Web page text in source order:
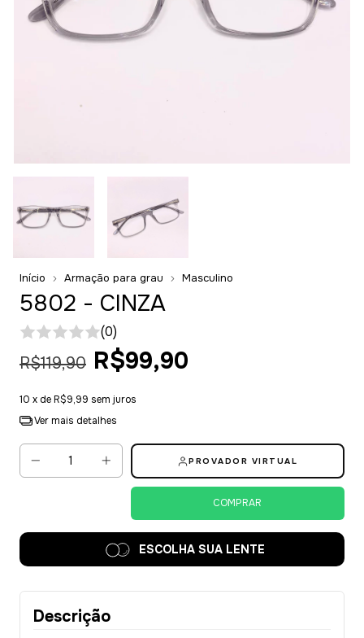
Início Armação para grau Masculino
5802 - CINZA
(0)
R$119,90 R$99,90
10 x deR$9,99 sem juros
Ver mais detalhes
PROVADOR VIRTUAL
ESCOLHA SUA LENTE
Descrição